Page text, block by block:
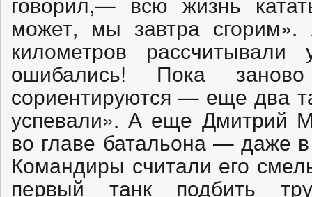
может, мы завтра
километров
ошибались! Пока
сориентируются — еще два
успевали». А еще Дмитрий
во главе батальона — даже
Командиры считали его
первый танк подбить